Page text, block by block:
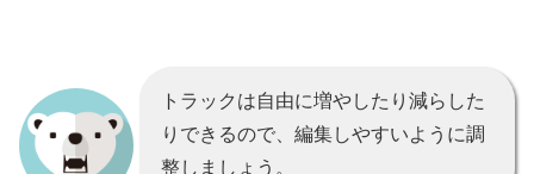
トラックは自由に増やしたり減らした
りできるので、編集しやすいように調
整しましょう。